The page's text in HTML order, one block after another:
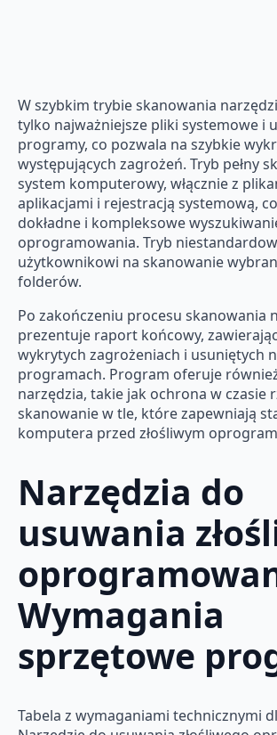
W szybkim trybie skanowania
tylko najważniejsze pliki systemowe i
programy, co pozwala na szybkie
występujących zagrożeń. Tryb pełny
system komputerowy, włącznie z
aplikacjami i rejestracją systemową,
dokładne i kompleksowe
oprogramowania. Tryb
użytkownikowi na skanowanie
folderów.
Po zakończeniu procesu skanowania
prezentuje raport końcowy,
wykrytych zagrożeniach i usuniętych
programach. Program oferuje
narzędzia, takie jak ochrona w czasie
skanowanie w tle, które zapewniają
komputera przed złośliwym
Narzędzia do
usuwania
Wymagania
sprzętowe
Tabela z wymaganiami technicznymi